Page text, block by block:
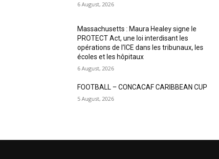
6 August, 2026
Massachusetts : Maura Healey signe le
PROTECT Act, une loi interdisant les
opérations de l’ICE dans les tribunaux, les
écoles et les hôpitaux
6 August, 2026
FOOTBALL – CONCACAF CARIBBEAN CUP
5 August, 2026